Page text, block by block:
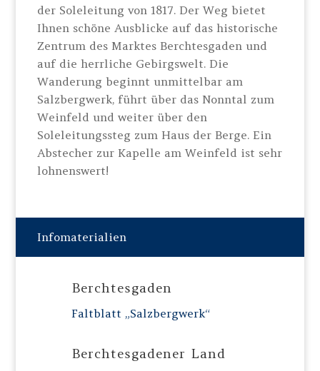
der Soleleitung von 1817. Der Weg bietet
Ihnen schöne Ausblicke auf das historische
Zentrum des Marktes Berchtesgaden und
auf die herrliche Gebirgswelt. Die
Wanderung beginnt unmittelbar am
Salzbergwerk, führt über das Nonntal zum
Weinfeld und weiter über den
Soleleitungssteg zum Haus der Berge. Ein
Abstecher zur Kapelle am Weinfeld ist sehr
lohnenswert!
Infomaterialien
Berchtesgaden
Faltblatt „Salzbergwerk“
Berchtesgadener Land